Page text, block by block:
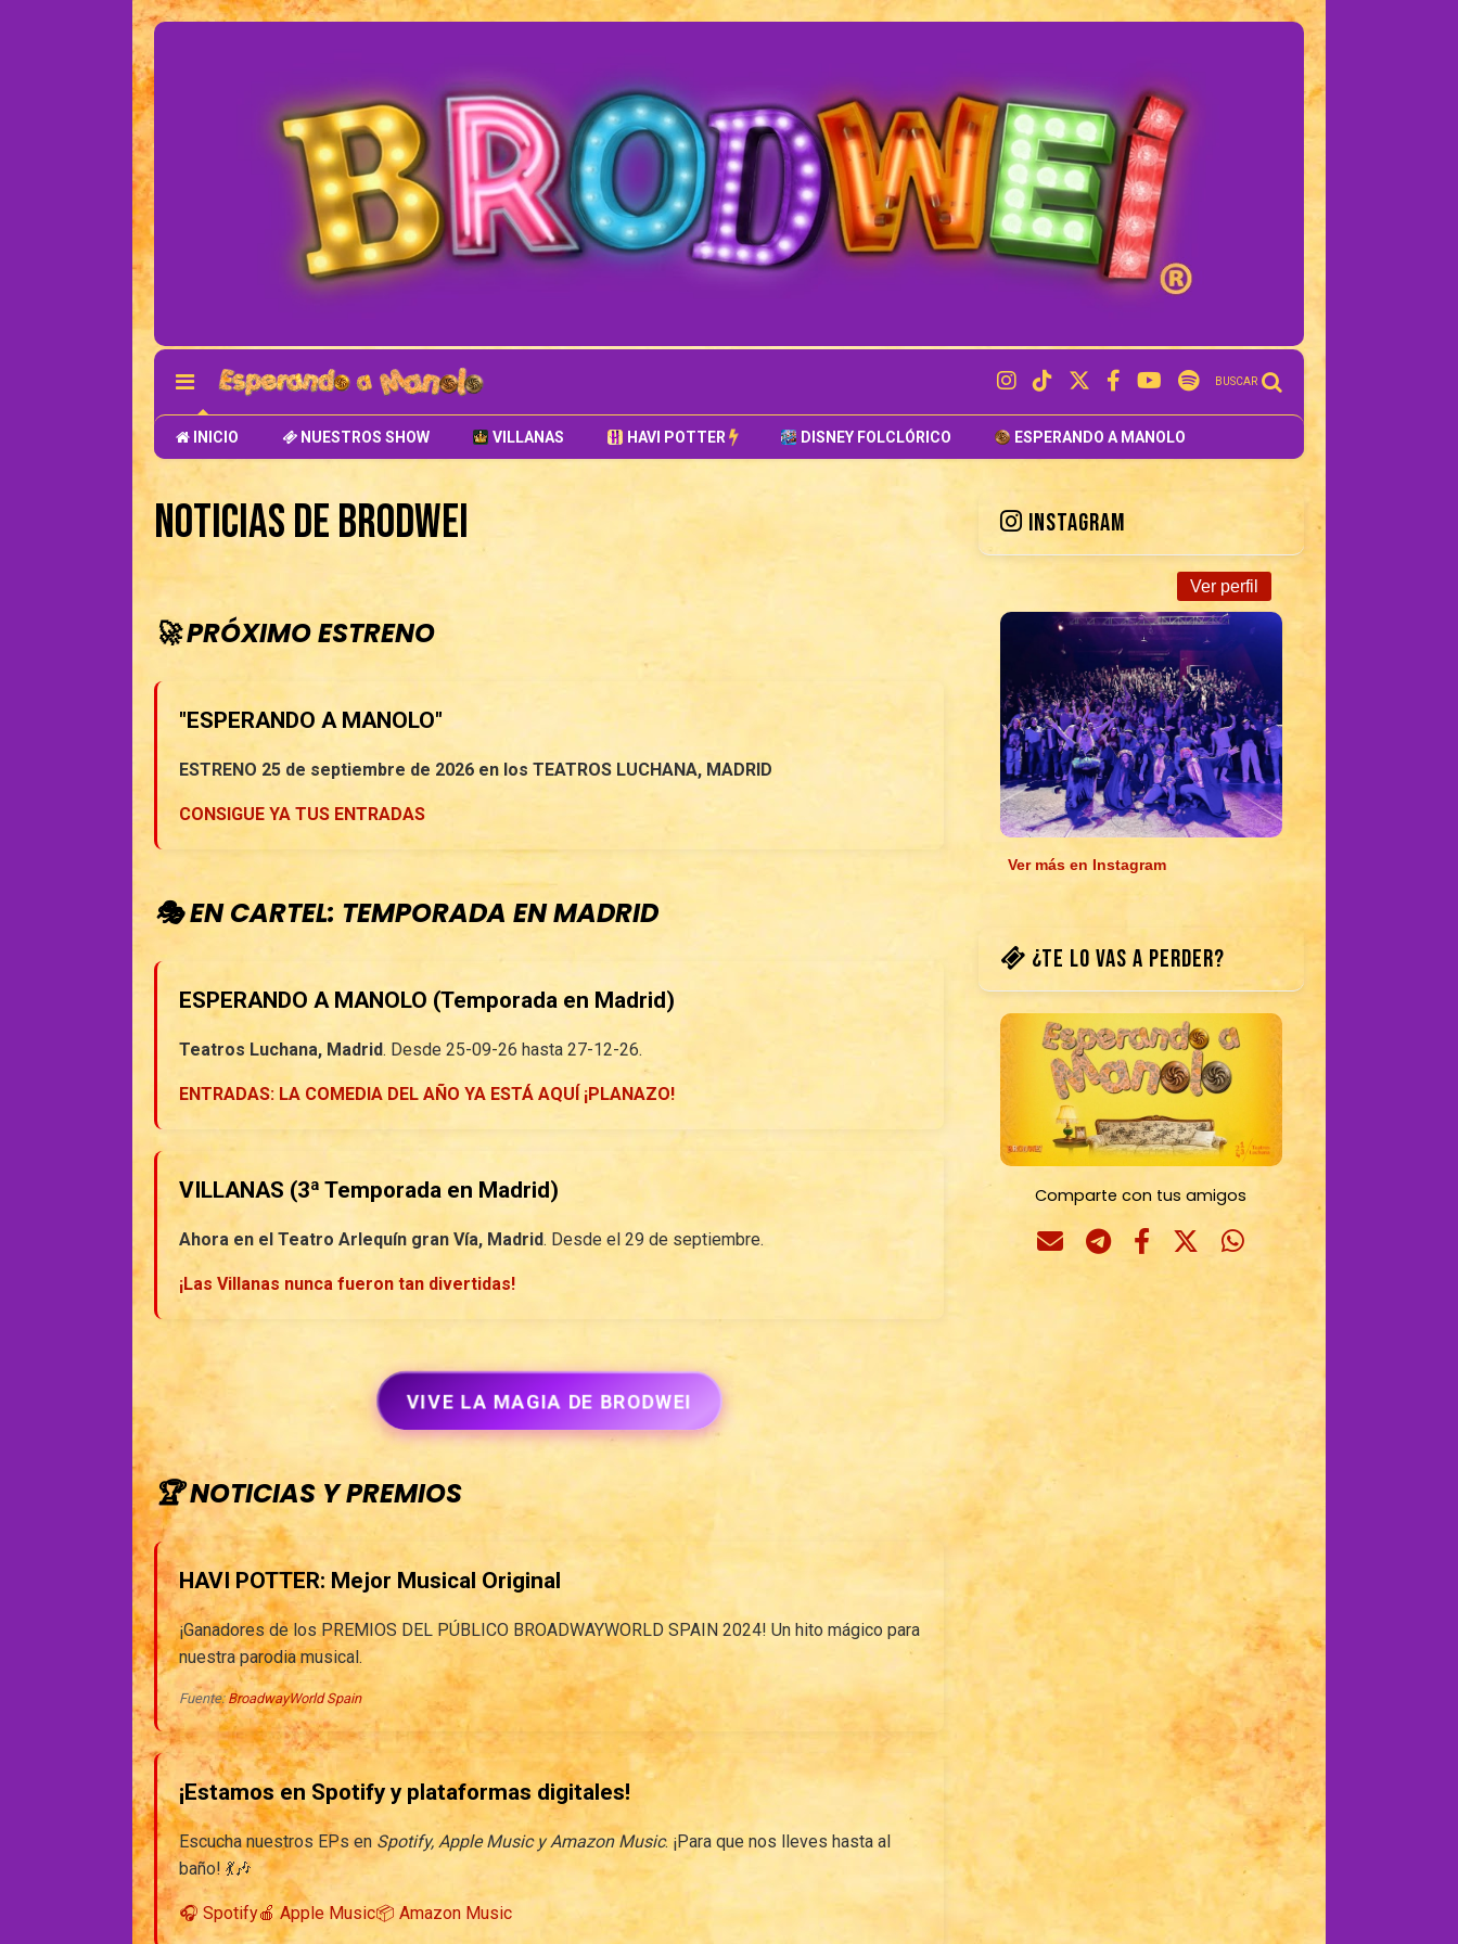
BUSCAR
INICIO NUESTROS SHOW VILLANAS HAVI POTTER DISNEY FOLCLÓRICO ESPERANDO A MANOLO
Noticias de Brodwei
🚀 PRÓXIMO ESTRENO
"ESPERANDO A MANOLO"
ESTRENO 25 de septiembre de 2026 en los TEATROS LUCHANA, MADRID
CONSIGUE YA TUS ENTRADAS
🎭 EN CARTEL: TEMPORADA EN MADRID
ESPERANDO A MANOLO (Temporada en Madrid)
Teatros Luchana, Madrid. Desde 25-09-26 hasta 27-12-26.
ENTRADAS: LA COMEDIA DEL AÑO YA ESTÁ AQUÍ ¡PLANAZO!
VILLANAS (3ª Temporada en Madrid)
Ahora en el Teatro Arlequín gran Vía, Madrid. Desde el 29 de septiembre.
¡Las Villanas nunca fueron tan divertidas!
VIVE LA MAGIA DE BRODWEI
🏆 NOTICIAS Y PREMIOS
HAVI POTTER: Mejor Musical Original
¡Ganadores de los PREMIOS DEL PÚBLICO BROADWAYWORLD SPAIN 2024! Un hito mágico para
nuestra parodia musical.
Fuente:BroadwayWorld Spain
¡Estamos en Spotify y plataformas digitales!
Escucha nuestros EPs en Spotify, Apple Music y Amazon Music. ¡Para que nos lleves hasta al
baño! 💃🎶
🎧 Spotify🍎 Apple Music📦 Amazon Music
INSTAGRAM
Ver perfil
Ver más en Instagram
¿TE LO VAS A PERDER?
Comparte con tus amigos